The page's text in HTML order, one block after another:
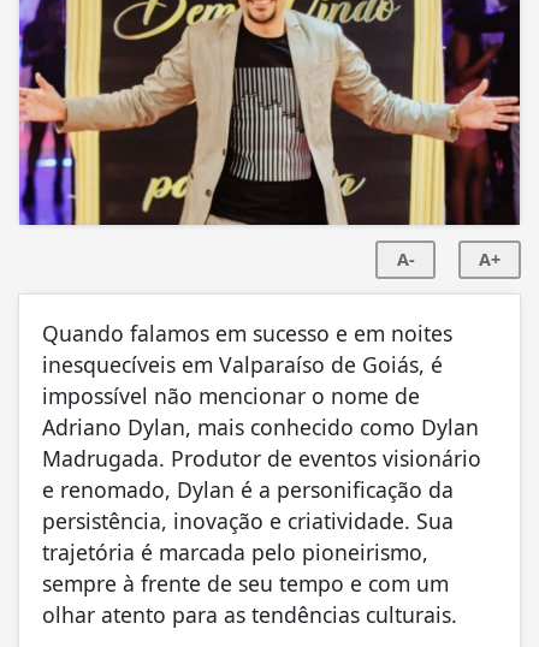
A- A+
Quando falamos em sucesso e em noites
inesquecíveis em Valparaíso de Goiás, é
impossível não mencionar o nome de
Adriano Dylan, mais conhecido como Dylan
Madrugada. Produtor de eventos visionário
e renomado, Dylan é a personificação da
persistência, inovação e criatividade. Sua
trajetória é marcada pelo pioneirismo,
sempre à frente de seu tempo e com um
olhar atento para as tendências culturais.